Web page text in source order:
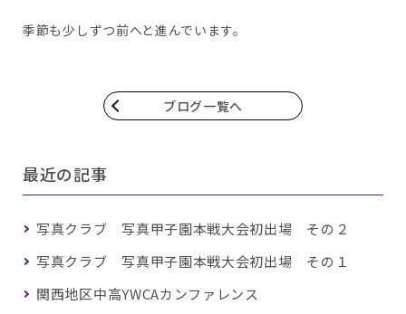
季節も少しずつ前へと進んでいます。
ブログ一覧へ
最近の記事
写真クラブ 写真甲子園本戦大会初出場 その２
写真クラブ 写真甲子園本戦大会初出場 その１
関西地区中高YWCAカンファレンス